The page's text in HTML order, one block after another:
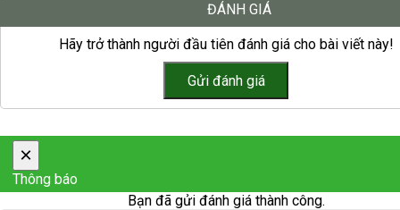
ĐÁNH GIÁ
Hãy trở thành người đầu tiên đánh giá cho bài viết này!
×
Thông báo
Bạn đã gửi đánh giá thành công.